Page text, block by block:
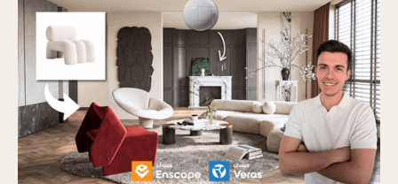
Coffee break: twórz fotorealistyczne
wizualizacje wnętrz w kilka minut z Enscape
i Veras AI
Opublikowano16/6/2026